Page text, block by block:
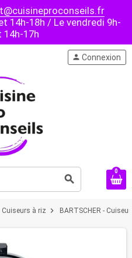
14h-18h / Le vendredi 9h-
14h-17h
search
person Connexion
0
Cuiseurs à riz chevron_right BARTSCHER -